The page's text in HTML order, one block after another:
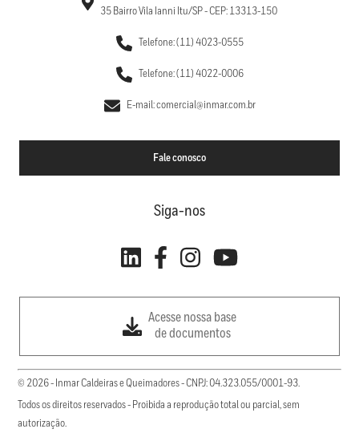
35 Bairro Vila Ianni Itu/SP - CEP: 13313-150
Telefone: (11) 4023-0555
Telefone: (11) 4022-0006
E-mail: comercial@inmar.com.br
Fale conosco
Siga-nos
Acesse nossa base
de documentos
© 2026 - Inmar Caldeiras e Queimadores - CNPJ: 04.323.055/0001-93.
Todos os direitos reservados - Proibida a reprodução total ou parcial, sem
autorização.